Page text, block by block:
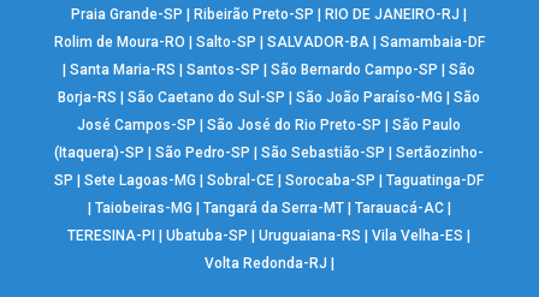
Praia Grande-SP
Ribeirão Preto-SP RIO DE JANEIRO-RJ
Rolim de Moura-RO
Salto-SP SALVADOR-BA| Samambaia-DF
|Santa Maria-RS |Santos-SP |São Bernardo Campo-SP |São
Borja-RS
|São Caetano do Sul-SP |São João Paraíso-MG |São
José Campos-SP
|São José do Rio Preto-SP |São Paulo
(Itaquera)-SP
|São Pedro-SP |São Sebastião-SP |Sertãozinho-
SP
|Sete Lagoas-MG |Sobral-CE |Sorocaba-SP |Taguatinga-DF
Taiobeiras-MG Tangará da Serra-MT| Tarauacá-AC|
TERESINA-PI
|Ubatuba-SP |Uruguaiana-RS |Vila Velha-ES
Volta Redonda-RJ